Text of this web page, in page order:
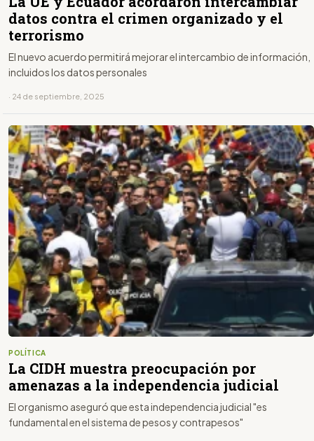
datos contra el crimen organizado y el
terrorismo
El nuevo acuerdo permitirá mejorar el intercambio de información,
incluidos los datos personales
· 24 de septiembre, 2025
POLÍTICA
La CIDH muestra preocupación por
amenazas a la independencia judicial
El organismo aseguró que esta independencia judicial "es
fundamental en el sistema de pesos y contrapesos"